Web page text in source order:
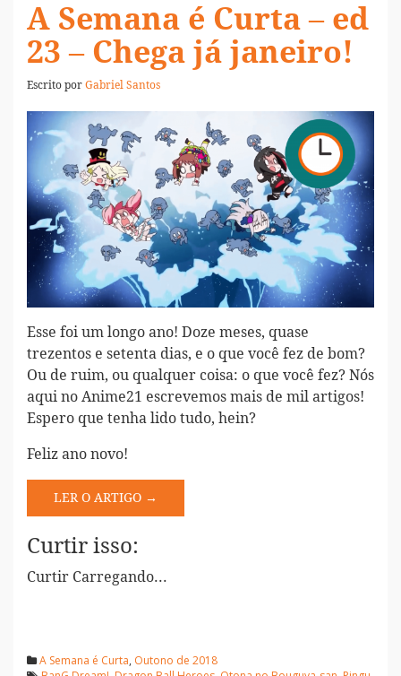
A Semana é Curta – ed
23 – Chega já janeiro!
Escrito porGabriel Santos
Esse foi um longo ano! Doze meses, quase
trezentos e setenta dias, e o que você fez de bom?
Ou de ruim, ou qualquer coisa: o que você fez? Nós
aqui no Anime21 escrevemos mais de mil artigos!
Espero que tenha lido tudo, hein?
Feliz ano novo!
LER O ARTIGO →
Curtir isso:
Curtir Carregando...
A Semana é Curta, Outono de 2018